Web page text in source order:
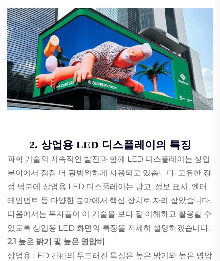
2. 상업용 LED 디스플레이의 특징
과학 기술의 지속적인 발전과 함께 LED 디스플레이는 상업
분야에서 점점 더 광범위하게 사용되고 있습니다. 고유한 장
점 덕분에 상업용 LED 디스플레이는 광고, 정보 표시, 엔터
테인먼트 등 다양한 분야에서 핵심 장치로 자리 잡았습니다.
다음에서는 독자들이 이 기술을 보다 잘 이해하고 활용할 수
있도록 상업용 LED 화면의 특징을 자세히 설명하겠습니다.
2.1 높은 밝기 및 높은 명암비
상업용 LED 간판의 두드러진 특징은 높은 밝기와 높은 명암